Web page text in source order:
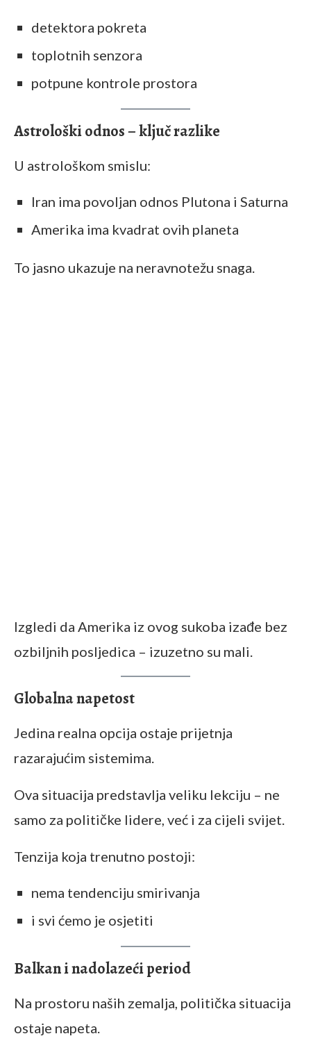
detektora pokreta
toplotnih senzora
potpune kontrole prostora
Astrološki odnos – ključ razlike
U astrološkom smislu:
Iran ima povoljan odnos Plutona i Saturna
Amerika ima kvadrat ovih planeta
To jasno ukazuje na neravnotežu snaga.
Izgledi da Amerika iz ovog sukoba izađe bez
ozbiljnih posljedica – izuzetno su mali.
Globalna napetost
Jedina realna opcija ostaje prijetnja
razarajućim sistemima.
Ova situacija predstavlja veliku lekciju – ne
samo za političke lidere, već i za cijeli svijet.
Tenzija koja trenutno postoji:
nema tendenciju smirivanja
i svi ćemo je osjetiti
Balkan i nadolazeći period
Na prostoru naših zemalja, politička situacija
ostaje napeta.